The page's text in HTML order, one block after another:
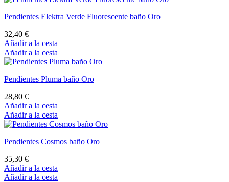
Pendientes Elektra Verde Fluorescente baño Oro
32,40 €
Añadir a la cesta
Añadir a la cesta
Pendientes Pluma baño Oro
28,80 €
Añadir a la cesta
Añadir a la cesta
Pendientes Cosmos baño Oro
35,30 €
Añadir a la cesta
Añadir a la cesta